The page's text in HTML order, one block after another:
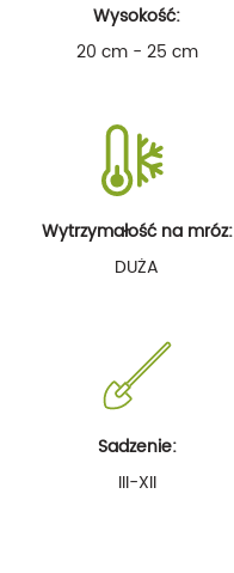
Wysokość:
20 cm - 25 cm
Wytrzymałość na mróz:
DUŻA
Sadzenie:
III-XII